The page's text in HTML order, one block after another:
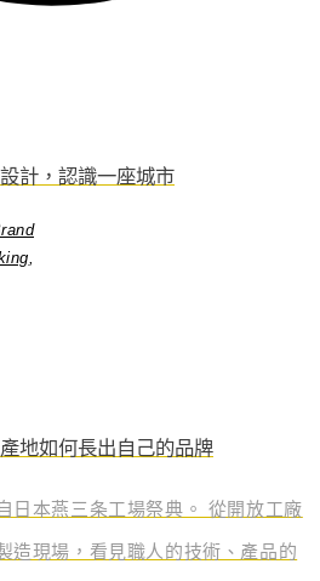
計，認識一座城市
,
地如何長出自己的品牌
日本燕三条工場祭典。 從開放工廠
造現場，看見職人的技術、產品的